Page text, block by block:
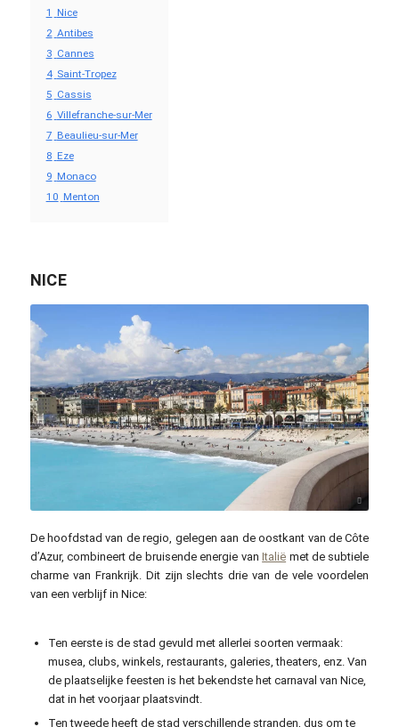
1 Nice
2 Antibes
3 Cannes
4 Saint-Tropez
5 Cassis
6 Villefranche-sur-Mer
7 Beaulieu-sur-Mer
8 Eze
9 Monaco
10 Menton
NICE
pxfuel.com / CC0
De hoofdstad van de regio, gelegen aan de oostkant van de Côte
d’Azur, combineert de bruisende energie vanItalië met de subtiele
charme van Frankrijk. Dit zijn slechts drie van de vele voordelen
van een verblijf in Nice:
Ten eerste is de stad gevuld met allerlei soorten vermaak:
musea, clubs, winkels, restaurants, galeries, theaters, enz. Van
de plaatselijke feesten is het bekendste het carnaval van Nice,
dat in het voorjaar plaatsvindt.
Ten tweede heeft de stad verschillende stranden, dus om te